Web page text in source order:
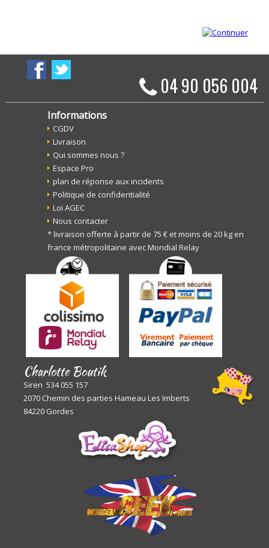
04 90 056 004
Informations
CGDV
Livraison
Qui sommes nous ?
Espace Pro
plan de réponse aux incidents
Politique de confidentialité
Loi AGEC
Nous contacter
* livraison offerte à partir de 75 € et moins de 20 kg en
france métropolitaine avec Mondial Relay
Charlotte Boutik
Siren 534 055 157
2070 Chemin des parties Hameau Les Imberts
84220 Gordes